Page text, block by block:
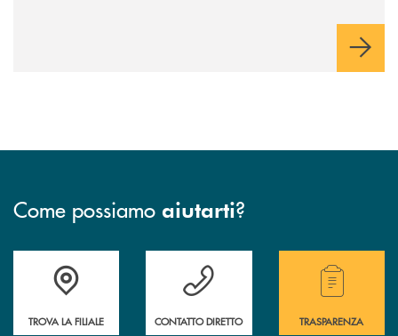
Come possiamo aiutarti?
Accedi all' elenco completo delle filiali .
TROVA LA FILIALE
Hai bisogno di assistenza immediata?
CONTATTO DIRETTO
Hai bisogno di
TRASPARENZA